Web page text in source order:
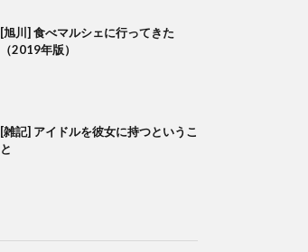
[旭川] 食べマルシェに行ってきた
（2019年版）
[雑記] アイドルを彼女に持つというこ
と